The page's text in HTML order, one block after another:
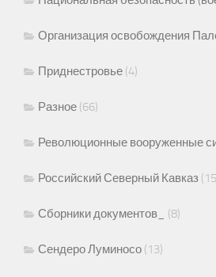
Организация освобождения
Приднестровье (4)
Разное (66)
Революционные вооруженные
Российский Северный Кавказ
Сборники документов_ (8)
Сендеро Луминосо (13)